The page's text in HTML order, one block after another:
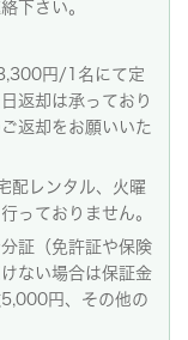
下さい。
円/1名にて定
返却は承っており
返却をお願いいた
配レンタル、火曜
っておりません。
証（免許証や保険
ない場合は保証金
円、その他の